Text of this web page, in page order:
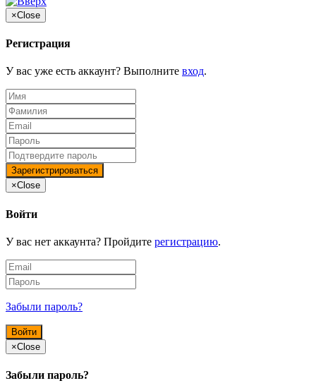
×Close
Регистрация
У вас уже есть аккаунт? Выполните вход.
×Close
Войти
У вас нет аккаунта? Пройдите регистрацию.
Забыли пароль?
×Close
Забыли пароль?